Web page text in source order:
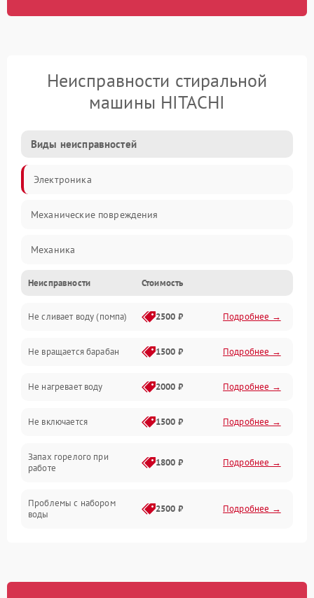
Неисправности стиральной
машины HITACHI
Виды неисправностей
Электроника
Механические повреждения
Механика
Электропитание
Водоснабжение
Слив
Программное обеспечение
Неисправности Стоимость
Не сливает воду (помпа) 2500 ₽ Подробнее →
Не вращается барабан 1500 ₽ Подробнее →
Не нагревает воду 2000 ₽ Подробнее →
Не включается 1500 ₽ Подробнее →
Запах горелого при
работе
1800 ₽ Подробнее →
Проблемы с набором
воды
2500 ₽ Подробнее →
Замена платы управления 2200 ₽ Подробнее →